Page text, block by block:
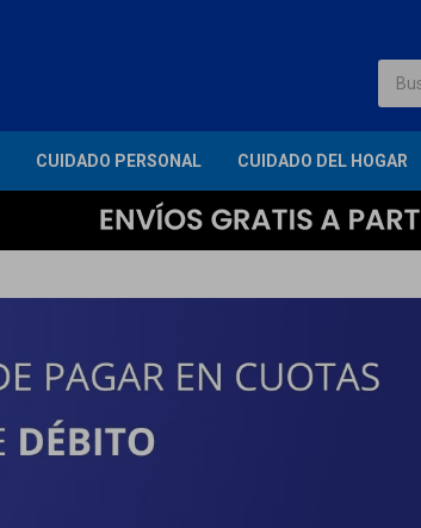
CUIDADO PERSONAL CUIDADO DEL HOGAR